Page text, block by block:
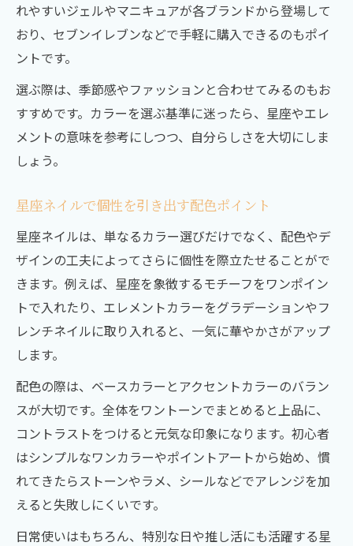
れやすいジェルやマニキュアが各ブランドから登場して
おり、セブンイレブンなどで手軽に購入できるのもポイ
ントです。
選ぶ際は、季節感やファッションと合わせてみるのもお
すすめです。カラーを選ぶ基準に迷ったら、星座やエレ
メントの意味を参考にしつつ、自分らしさを大切にしま
しょう。
星座ネイルで個性を引き出す配色ポイント
星座ネイルは、単なるカラー選びだけでなく、配色やデ
ザインの工夫によってさらに個性を際立たせることがで
きます。例えば、星座を象徴するモチーフをワンポイン
トで入れたり、エレメントカラーをグラデーションやフ
レンチネイルに取り入れると、一気に華やかさがアップ
します。
配色の際は、ベースカラーとアクセントカラーのバラン
スが大切です。全体をワントーンでまとめると上品に、
コントラストをつけると元気な印象になります。初心者
はシンプルなワンカラーやポイントアートから始め、慣
れてきたらストーンやラメ、シールなどでアレンジを加
えると失敗しにくいです。
日常使いはもちろん、特別な日や推し活にも活躍する星